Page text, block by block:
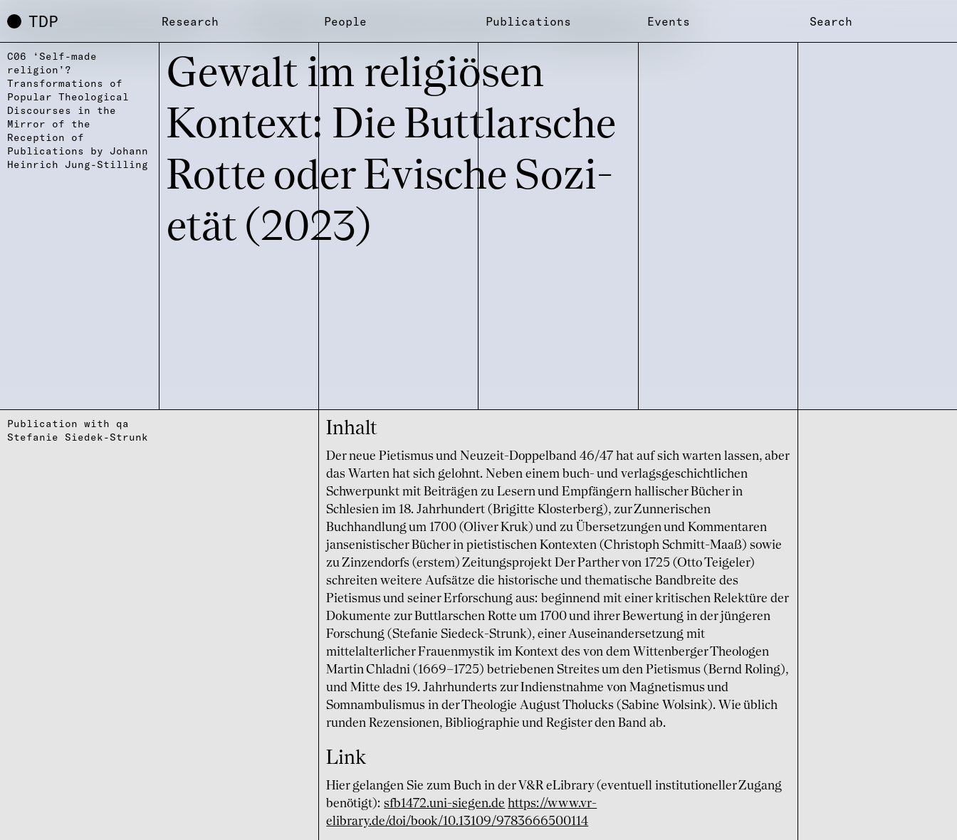
TDP Research People Publications Events Search
Gewalt im reli­gi­ösen
Kontext: Die Butt­lar­sche
Rotte oder Evische Sozi­
e­tät (2023)
C06 ‘Self-made
religion’?
Transformations of
Popular Theological
Discourses in the
Mirror of the
Reception of
Publications by Johann
Heinrich Jung-Stilling
Publication with qa
Stefanie Siedek-Strunk
Inhalt
Der neue Pietismus und Neuzeit-Doppelband 46/47 hat auf sich warten lassen, aber
das Warten hat sich gelohnt. Neben einem buch- und verlagsgeschichtlichen
Schwerpunkt mit Beiträgen zu Lesern und Empfängern hallischer Bücher in
Schlesien im 18. Jahrhundert (Brigitte Klosterberg), zur Zunnerischen
Buchhandlung um 1700 (Oliver Kruk) und zu Übersetzungen und Kommentaren
jansenistischer Bücher in pietistischen Kontexten (Christoph Schmitt-Maaß) sowie
zu Zinzendorfs (erstem) Zeitungsprojekt Der Parther von 1725 (Otto Teigeler)
schreiten weitere Aufsätze die historische und thematische Bandbreite des
Pietismus und seiner Erforschung aus: beginnend mit einer kritischen Relektüre der
Dokumente zur Buttlarschen Rotte um 1700 und ihrer Bewertung in der jüngeren
Forschung (Stefanie Siedeck-Strunk), einer Auseinandersetzung mit
mittelalterlicher Frauenmystik im Kontext des von dem Wittenberger Theologen
Martin Chladni (1669–1725) betriebenen Streites um den Pietismus (Bernd Roling),
und Mitte des 19. Jahrhunderts zur Indienstnahme von Magnetismus und
Somnambulismus in der Theologie August Tholucks (Sabine Wolsink). Wie üblich
runden Rezensionen, Bibliographie und Register den Band ab.
Link
Hier gelangen Sie zum Buch in der V&R eLibrary (eventuell institutioneller Zugang
benötigt):sfb1472.uni-siegen.de https://www.vr-
elibrary.de/doi/book/10.13109/9783666500114